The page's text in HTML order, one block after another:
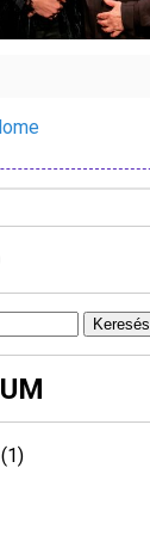
Keresés
(1)